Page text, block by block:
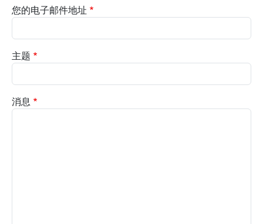
您的电子邮件地址
主题
消息